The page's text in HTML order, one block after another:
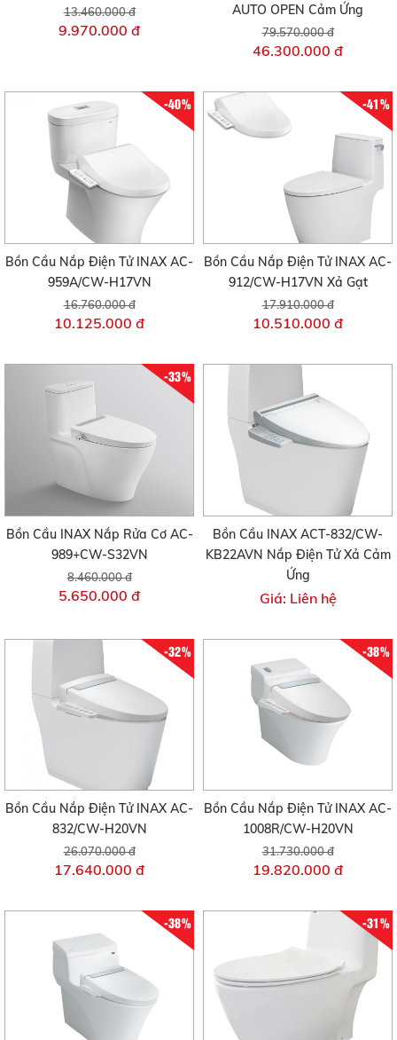
13.460.000 đ
9.970.000 đ
AUTO OPEN Cảm Ứng
79.570.000 đ
46.300.000 đ
-40%
Bồn Cầu Nắp Điện Tử INAX AC-
959A/CW-H17VN
16.760.000 đ
10.125.000 đ
-41%
Bồn Cầu Nắp Điện Tử INAX AC-
912/CW-H17VN Xả Gạt
17.910.000 đ
10.510.000 đ
-33%
Bồn Cầu INAX Nắp Rửa Cơ AC-
989+CW-S32VN
8.460.000 đ
5.650.000 đ
Bồn Cầu INAX ACT-832/CW-
KB22AVN Nắp Điện Tử Xả Cảm
Ứng
Giá: Liên hệ
-32%
Bồn Cầu Nắp Điện Tử INAX AC-
832/CW-H20VN
26.070.000 đ
17.640.000 đ
-38%
Bồn Cầu Nắp Điện Tử INAX AC-
1008R/CW-H20VN
31.730.000 đ
19.820.000 đ
-38% -31%